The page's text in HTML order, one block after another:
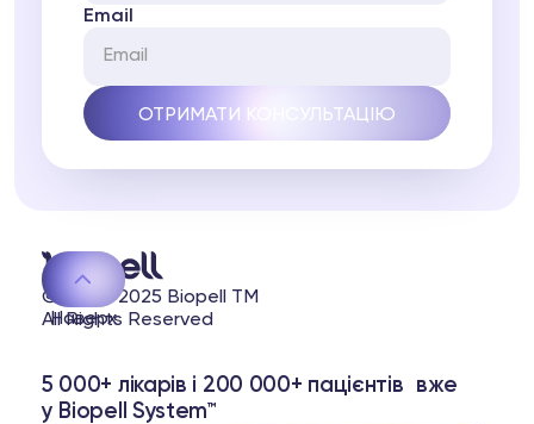
Email
© 2020-2025 Biopell TM
All Rights Reserved
5 000+ лікарів і 200 000+ пацієнтів вже
у Biopell System™
Наверх